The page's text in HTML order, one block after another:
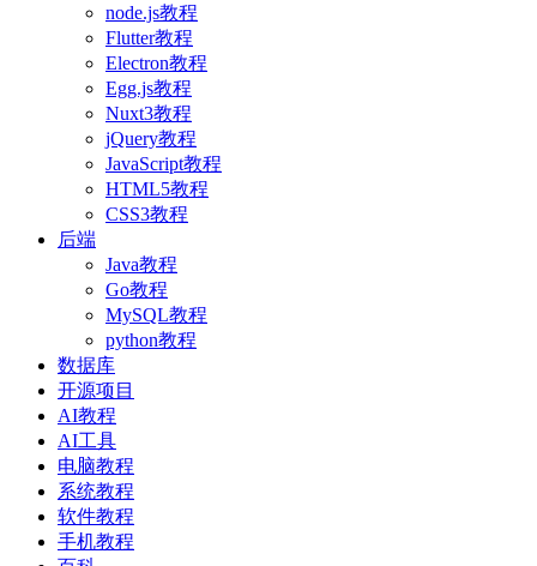
node.js教程
Flutter教程
Electron教程
Egg.js教程
Nuxt3教程
jQuery教程
JavaScript教程
HTML5教程
CSS3教程
后端
Java教程
Go教程
MySQL教程
python教程
数据库
开源项目
AI教程
AI工具
电脑教程
系统教程
软件教程
手机教程